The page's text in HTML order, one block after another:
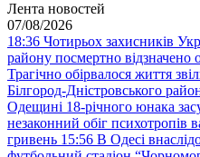
Лента новостей
07/08/2026
18:36 Чотирьох захисників
району посмертно відзначено
Трагічно обірвалося життя
Білгород-Дністровського
Одещині 18-річного юнака
незаконний обіг психотропів
гривень 15:56 В Одесі